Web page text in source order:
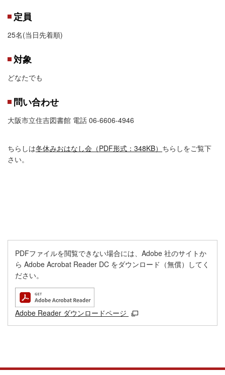
定員
25名(当日先着順)
対象
どなたでも
問い合わせ
大阪市立住吉図書館 電話 06-6606-4946
ちらしは冬休みおはなし会（PDF形式：348KB） ちらしをご覧下
さい。
PDFファイルを閲覧できない場合には、Adobe 社のサイトか
ら Adobe Acrobat Reader DC をダウンロード（無償）してく
ださい。
Adobe Reader ダウンロードページ